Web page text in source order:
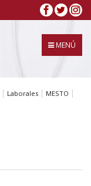
MENÚ
Laborales
MESTO